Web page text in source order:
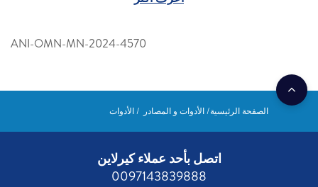
ANI-OMN-MN-2024-4570
الصفحة الرئيسية الأدوات و المصادر الأدوات
اتصل بأحد عملاء كيرلاين
0097143839888